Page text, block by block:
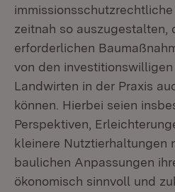
zeitnah so auszugestalten,
erforderlichen
von den
Landwirten in der Praxis
können. Hierbei seien
Perspektiven,
kleinere Nutztierhaltungen
baulichen Anpassungen
ökonomisch sinnvoll und